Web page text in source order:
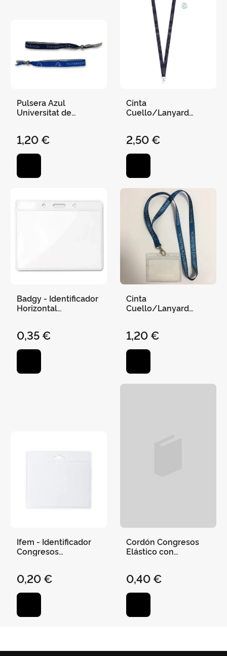
Pulsera Azul
Universitat de
1,20 €
Cinta
Cuello/Lanyard
Reciclado 2 cm
2,50 €
Badgy - Identificador
Horizontal
0,35 €
Cinta
Cuello/Lanyard
Reciclado 1,5 Cms
Identificador 10X8
1,20 €
Ifem - Identificador
Congresos
0,20 €
Cordón Congresos
Elástico con
0,40 €